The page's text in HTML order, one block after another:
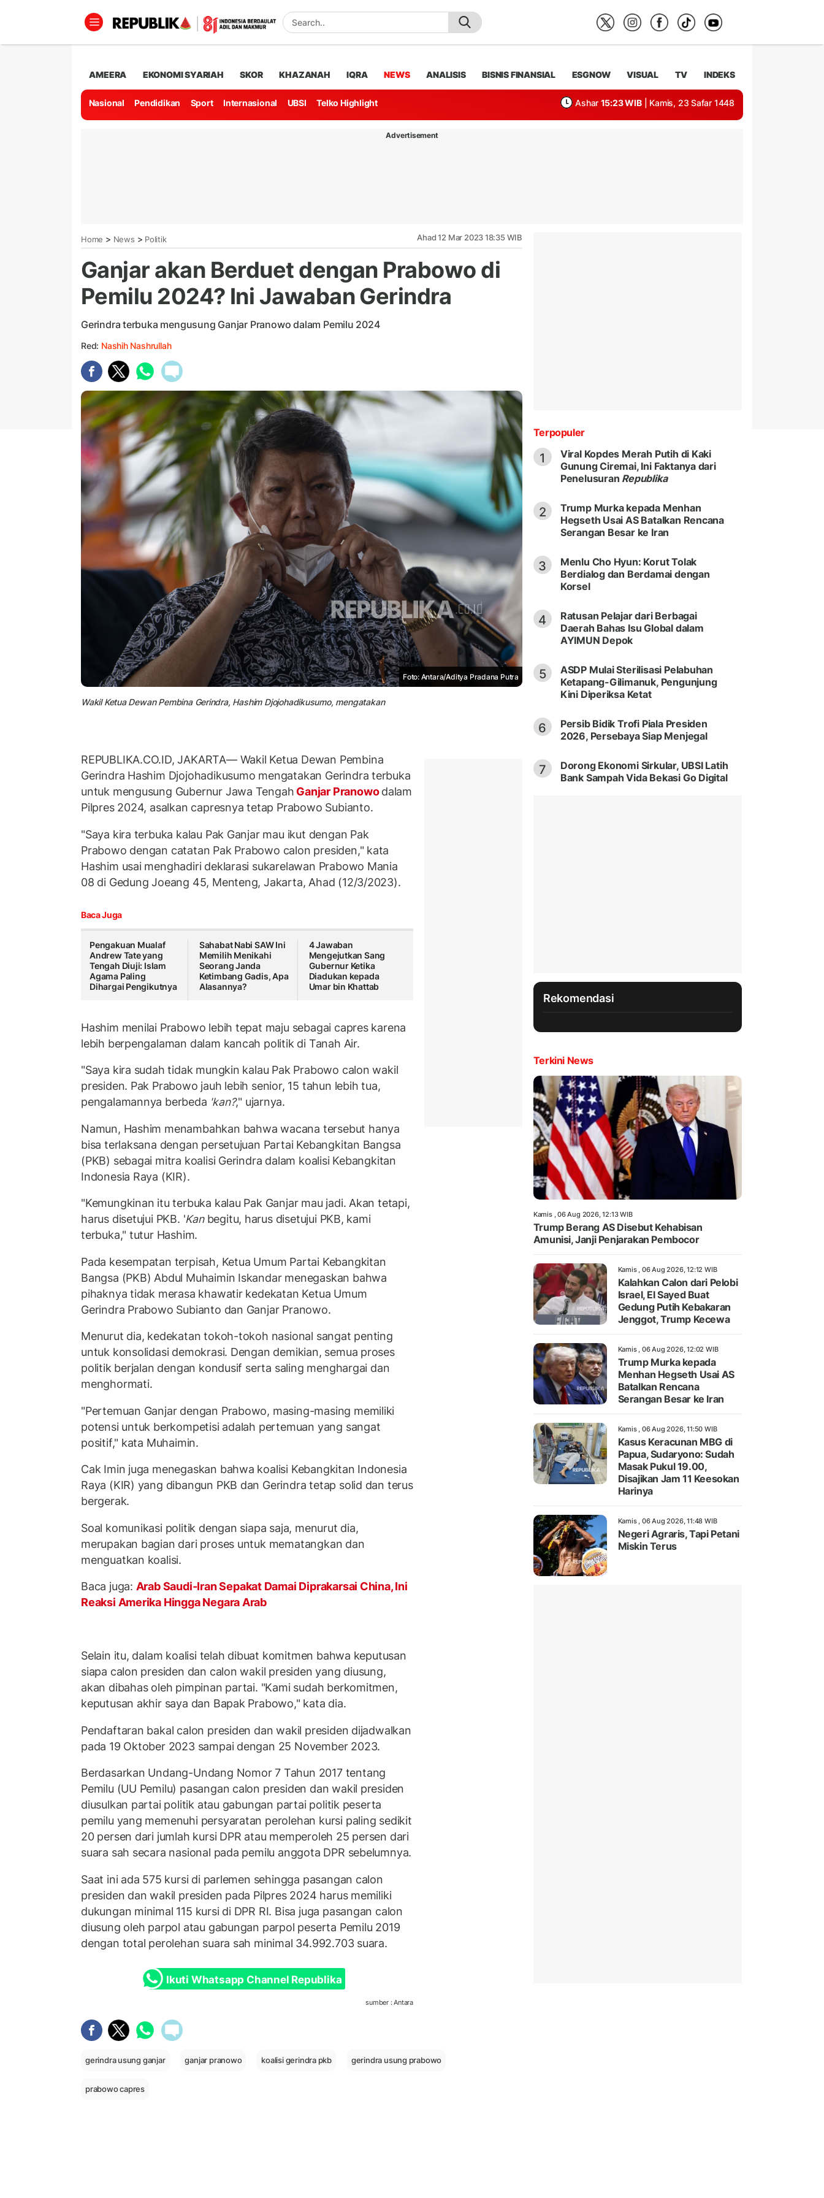
AMEERA EKONOMI SYARIAH SKOR KHAZANAH IQRA NEWS ANALISIS BISNIS FINANSIAL ESGNOW VISUAL TV INDEKS
Nasional Pendidikan Sport Internasional UBSI Telko Highlight Ashar 15:23 WIB | Kamis, 23 Safar 1448
Advertisement
Home > News > Politik Ahad 12 Mar 2023 18:35 WIB
Ganjar akan Berduet dengan Prabowo di
Pemilu 2024? Ini Jawaban Gerindra
Gerindra terbuka mengusung Ganjar Pranowo dalam Pemilu 2024
Red: Nashih Nashrullah
Foto: Antara/Aditya Pradana Putra
Wakil Ketua Dewan Pembina Gerindra, Hashim Djojohadikusumo, mengatakan
REPUBLIKA.CO.ID, JAKARTA— Wakil Ketua Dewan Pembina
Gerindra Hashim Djojohadikusumo mengatakan Gerindra terbuka
untuk mengusung Gubernur Jawa Tengah Ganjar Pranowodalam
Pilpres 2024, asalkan capresnya tetap Prabowo Subianto.
"Saya kira terbuka kalau Pak Ganjar mau ikut dengan Pak
Prabowo dengan catatan Pak Prabowo calon presiden," kata
Hashim usai menghadiri deklarasi sukarelawan Prabowo Mania
08 di Gedung Joeang 45, Menteng, Jakarta, Ahad (12/3/2023).
Baca Juga
Pengakuan Mualaf
Andrew Tate yang
Tengah Diuji: Islam
Agama Paling
Dihargai Pengikutnya
Sahabat Nabi SAW Ini
Memilih Menikahi
Seorang Janda
Ketimbang Gadis, Apa
Alasannya?
4 Jawaban
Mengejutkan Sang
Gubernur Ketika
Diadukan kepada
Umar bin Khattab
Hashim menilai Prabowo lebih tepat maju sebagai capres karena
lebih berpengalaman dalam kancah politik di Tanah Air.
"Saya kira sudah tidak mungkin kalau Pak Prabowo calon wakil
presiden. Pak Prabowo jauh lebih senior, 15 tahun lebih tua,
pengalamannya berbeda 'kan?," ujarnya.
Namun, Hashim menambahkan bahwa wacana tersebut hanya
bisa terlaksana dengan persetujuan Partai Kebangkitan Bangsa
(PKB) sebagai mitra koalisi Gerindra dalam koalisi Kebangkitan
Indonesia Raya (KIR).
"Kemungkinan itu terbuka kalau Pak Ganjar mau jadi. Akan tetapi,
harus disetujui PKB. 'Kanbegitu, harus disetujui PKB, kami
terbuka," tutur Hashim.
Pada kesempatan terpisah, Ketua Umum Partai Kebangkitan
Bangsa (PKB) Abdul Muhaimin Iskandar menegaskan bahwa
pihaknya tidak merasa khawatir kedekatan Ketua Umum
Gerindra Prabowo Subianto dan Ganjar Pranowo.
Menurut dia, kedekatan tokoh-tokoh nasional sangat penting
untuk konsolidasi demokrasi. Dengan demikian, semua proses
politik berjalan dengan kondusif serta saling menghargai dan
menghormati.
"Pertemuan Ganjar dengan Prabowo, masing-masing memiliki
potensi untuk berkompetisi adalah pertemuan yang sangat
positif," kata Muhaimin.
Cak Imin juga menegaskan bahwa koalisi Kebangkitan Indonesia
Raya (KIR) yang dibangun PKB dan Gerindra tetap solid dan terus
bergerak.
Soal komunikasi politik dengan siapa saja, menurut dia,
merupakan bagian dari proses untuk mematangkan dan
menguatkan koalisi.
Baca juga: Arab Saudi-Iran Sepakat Damai Diprakarsai China, Ini
Reaksi Amerika Hingga Negara Arab
Selain itu, dalam koalisi telah dibuat komitmen bahwa keputusan
siapa calon presiden dan calon wakil presiden yang diusung,
akan dibahas oleh pimpinan partai. "Kami sudah berkomitmen,
keputusan akhir saya dan Bapak Prabowo," kata dia.
Pendaftaran bakal calon presiden dan wakil presiden dijadwalkan
pada 19 Oktober 2023 sampai dengan 25 November 2023.
Berdasarkan Undang-Undang Nomor 7 Tahun 2017 tentang
Pemilu (UU Pemilu) pasangan calon presiden dan wakil presiden
diusulkan partai politik atau gabungan partai politik peserta
pemilu yang memenuhi persyaratan perolehan kursi paling sedikit
20 persen dari jumlah kursi DPR atau memperoleh 25 persen dari
suara sah secara nasional pada pemilu anggota DPR sebelumnya.
Saat ini ada 575 kursi di parlemen sehingga pasangan calon
presiden dan wakil presiden pada Pilpres 2024 harus memiliki
dukungan minimal 115 kursi di DPR RI. Bisa juga pasangan calon
diusung oleh parpol atau gabungan parpol peserta Pemilu 2019
dengan total perolehan suara sah minimal 34.992.703 suara.
Ikuti Whatsapp Channel Republika
sumber : Antara
gerindra usung ganjar ganjar pranowo koalisi gerindra pkb gerindra usung prabowo
prabowo capres
Terpopuler
1
Viral Kopdes Merah Putih di Kaki
Gunung Ciremai, Ini Faktanya dari
Penelusuran Republika
2
Trump Murka kepada Menhan
Hegseth Usai AS Batalkan Rencana
Serangan Besar ke Iran
3
Menlu Cho Hyun: Korut Tolak
Berdialog dan Berdamai dengan
Korsel
4
Ratusan Pelajar dari Berbagai
Daerah Bahas Isu Global dalam
AYIMUN Depok
5
ASDP Mulai Sterilisasi Pelabuhan
Ketapang-Gilimanuk, Pengunjung
Kini Diperiksa Ketat
6
Persib Bidik Trofi Piala Presiden
2026, Persebaya Siap Menjegal
7
Dorong Ekonomi Sirkular, UBSI Latih
Bank Sampah Vida Bekasi Go Digital
Rekomendasi
Terkini News
Kamis , 06 Aug 2026, 12:13 WIB
Trump Berang AS Disebut Kehabisan
Amunisi, Janji Penjarakan Pembocor
Kamis , 06 Aug 2026, 12:12 WIB
Kalahkan Calon dari Pelobi
Israel, El Sayed Buat
Gedung Putih Kebakaran
Jenggot, Trump Kecewa
Kamis , 06 Aug 2026, 12:02 WIB
Trump Murka kepada
Menhan Hegseth Usai AS
Batalkan Rencana
Serangan Besar ke Iran
Kamis , 06 Aug 2026, 11:50 WIB
Kasus Keracunan MBG di
Papua, Sudaryono: Sudah
Masak Pukul 19.00,
Disajikan Jam 11 Keesokan
Harinya
Kamis , 06 Aug 2026, 11:48 WIB
Negeri Agraris, Tapi Petani
Miskin Terus